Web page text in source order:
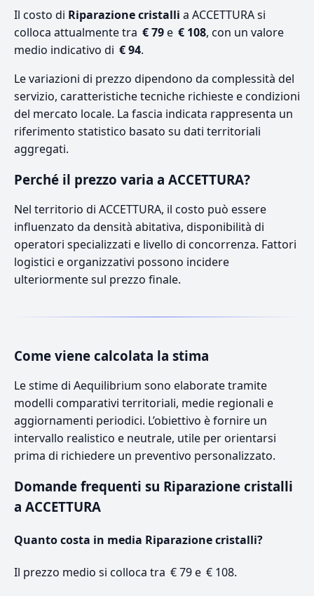
Il costo di Riparazione cristalli a ACCETTURA si
colloca attualmente tra € 79e € 108, con un valore
medio indicativo di € 94.
Le variazioni di prezzo dipendono da complessità del
servizio, caratteristiche tecniche richieste e condizioni
del mercato locale. La fascia indicata rappresenta un
riferimento statistico basato su dati territoriali
aggregati.
Perché il prezzo varia a ACCETTURA?
Nel territorio di ACCETTURA, il costo può essere
influenzato da densità abitativa, disponibilità di
operatori specializzati e livello di concorrenza. Fattori
logistici e organizzativi possono incidere
ulteriormente sul prezzo finale.
Come viene calcolata la stima
Le stime di Aequilibrium sono elaborate tramite
modelli comparativi territoriali, medie regionali e
aggiornamenti periodici. L’obiettivo è fornire un
intervallo realistico e neutrale, utile per orientarsi
prima di richiedere un preventivo personalizzato.
Domande frequenti su Riparazione cristalli
a ACCETTURA
Quanto costa in media Riparazione cristalli?
Il prezzo medio si colloca tra € 79 e € 108.